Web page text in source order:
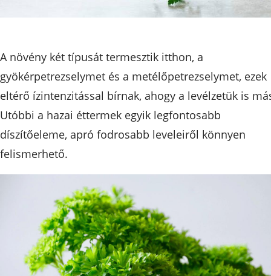
A növény két típusát termesztik itthon, a
gyökérpetrezselymet és a metélőpetrezselymet, ezek
eltérő ízintenzitással bírnak, ahogy a levélzetük is
Utóbbi a hazai éttermek egyik legfontosabb
díszítőeleme, apró fodrosabb leveleiről könnyen
felismerhető.